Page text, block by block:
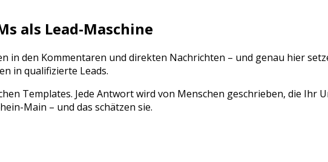
als Lead-Maschine
in den Kommentaren und direkten Nachrichten – und genau hier
in qualifizierte Leads.
Templates. Jede Antwort wird von Menschen geschrieben, die Ihr
Main – und das schätzen sie.